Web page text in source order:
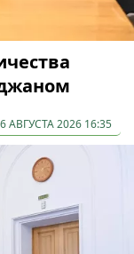
АВГУСТА 2026 16:35